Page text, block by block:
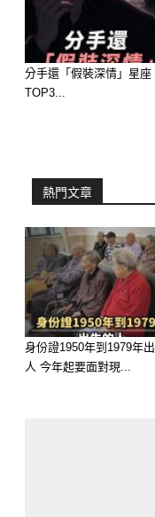
加持秘訣：
好，宇宙聽得
第三名：屬狗
你的好運正在
外收穫！記
事，好運會
加持秘訣：
分手還「假裝深情」星座
TOP3...
熱門文章
身份證1950年到1979年
人 今年起要面對現...